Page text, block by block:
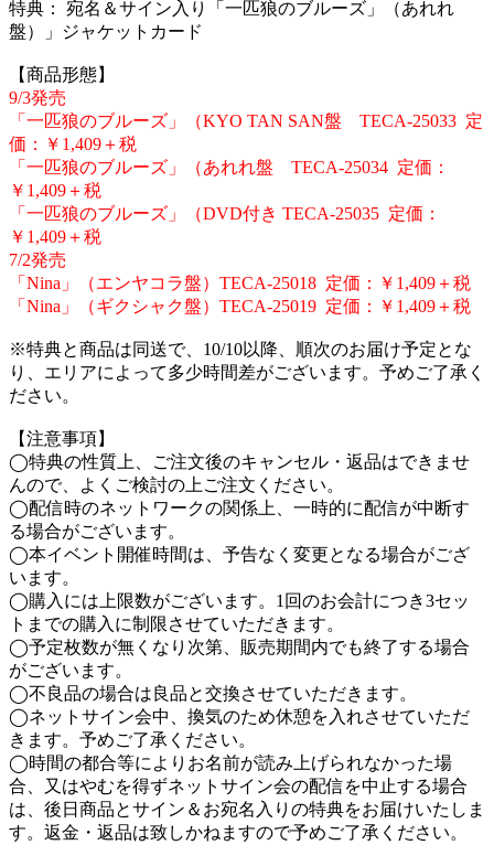
特典： 宛名＆サイン入り「一匹狼のブルーズ」（あれれ
盤）」ジャケットカード
【商品形態】
9/3発売
「一匹狼のブルーズ」（KYO TAN SAN盤 TECA-25033 定
価：￥1,409＋税
「一匹狼のブルーズ」（あれれ盤 TECA-25034 定価：
￥1,409＋税
「一匹狼のブルーズ」（DVD付き TECA-25035 定価：
￥1,409＋税
7/2発売
「Nina」（エンヤコラ盤）TECA-25018 定価：￥1,409＋税
「Nina」（ギクシャク盤）TECA-25019 定価：￥1,409＋税
※特典と商品は同送で、10/10以降、順次のお届け予定とな
り、エリアによって多少時間差がございます。予めご了承く
ださい。
【注意事項】
◯特典の性質上、ご注文後のキャンセル・返品はできませ
んので、よくご検討の上ご注文ください。
◯配信時のネットワークの関係上、一時的に配信が中断す
る場合がございます。
◯本イベント開催時間は、予告なく変更となる場合がござ
います。
◯購入には上限数がございます。1回のお会計につき3セッ
トまでの購入に制限させていただきます。
◯予定枚数が無くなり次第、販売期間内でも終了する場合
がございます。
◯不良品の場合は良品と交換させていただきます。
◯ネットサイン会中、換気のため休憩を入れさせていただ
きます。予めご了承ください。
◯時間の都合等によりお名前が読み上げられなかった場
合、又はやむを得ずネットサイン会の配信を中止する場合
は、後日商品とサイン＆お宛名入りの特典をお届けいたしま
す。返金・返品は致しかねますので予めご了承ください。